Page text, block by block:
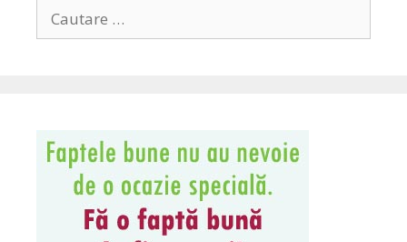
Search
for: